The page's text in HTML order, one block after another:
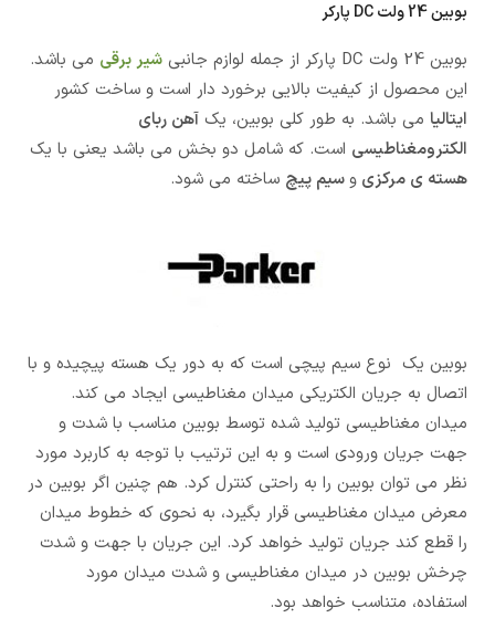
بوبین 24 ولت DC پارکر
بوبین 24 ولت DC پارکر از جمله لوازم جانبی شیر برقی می باشد.
این محصول از کیفیت بالایی برخورد دار است و ساخت کشور
ایتالیا می باشد. به طور کلی بوبین، یک آهن ربای
الکترومغناطیسی است. که شامل دو بخش می باشد یعنی با یک
هسته ی مرکزی و سیم پیچ ساخته می شود.
بوبین یک نوع سیم پیچی است که به دور یک هسته پیچیده و با
اتصال به جریان الکتریکی میدان مغناطیسی ایجاد می کند.
میدان مغناطیسی تولید شده توسط بوبین مناسب با شدت و
جهت جریان ورودی است و به این ترتیب با توجه به کاربرد مورد
نظر می توان بوبین را به راحتی کنترل کرد. هم چنین اگر بوبین در
معرض میدان مغناطیسی قرار بگیرد، به نحوی که خطوط میدان
را قطع کند جریان تولید خواهد کرد. این جریان با جهت و شدت
چرخش بوبین در میدان مغناطیسی و شدت میدان مورد
استفاده، متناسب خواهد بود.